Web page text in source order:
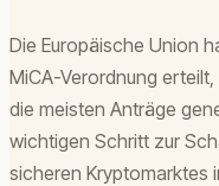
Die Europäische Union
MiCA-Verordnung
die meisten Anträge
wichtigen Schritt zur
sicheren Kryptomarktes